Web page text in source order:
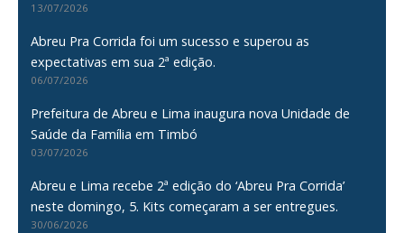
13/07/2026
Abreu Pra Corrida foi um sucesso e superou as
expectativas em sua 2ª edição.
06/07/2026
Prefeitura de Abreu e Lima inaugura nova Unidade de
Saúde da Família em Timbó
03/07/2026
Abreu e Lima recebe 2ª edição do ‘Abreu Pra Corrida’
neste domingo, 5. Kits começaram a ser entregues.
30/06/2026